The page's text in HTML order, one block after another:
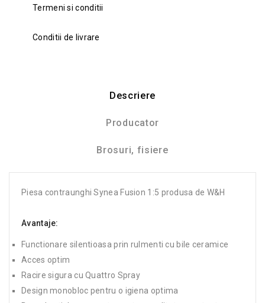
Termeni si conditii
Conditii de livrare
Descriere
Producator
Brosuri, fisiere
Piesa contraunghi Synea Fusion 1:5 produsa de W&H
Avantaje:
Functionare silentioasa prin rulmenti cu bile ceramice
Acces optim
Racire sigura cu Quattro Spray
Design monobloc pentru o igiena optima